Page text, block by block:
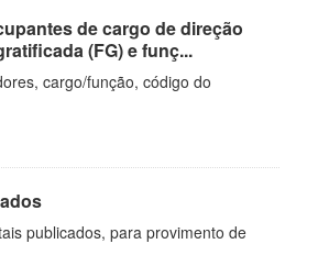
de cargo de direção
(FG) e funç...
cargo/função, código do
publicados, para provimento de